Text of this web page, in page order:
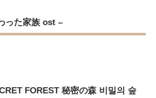
った家族 ost –
FOREST 秘密の森 비밀의 숲